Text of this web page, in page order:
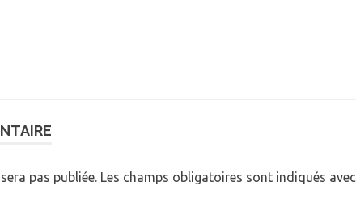
pas publiée. Les champs obligatoires sont indiqués avec